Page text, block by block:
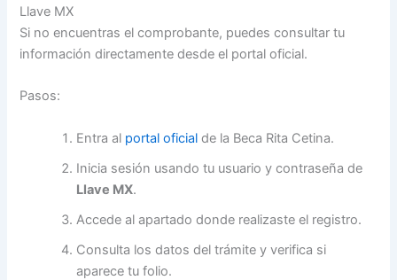
Llave MX
Si no encuentras el comprobante, puedes consultar tu
información directamente desde el portal oficial.
Pasos:
Entra al portal oficial de la Beca Rita Cetina.
Inicia sesión usando tu usuario y contraseña de
Llave MX.
Accede al apartado donde realizaste el registro.
Consulta los datos del trámite y verifica si
aparece tu folio.